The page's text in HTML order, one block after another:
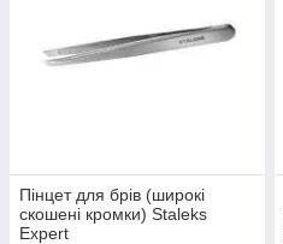
Пінцет для брів (широкі
скошені кромки) Staleks
Expert